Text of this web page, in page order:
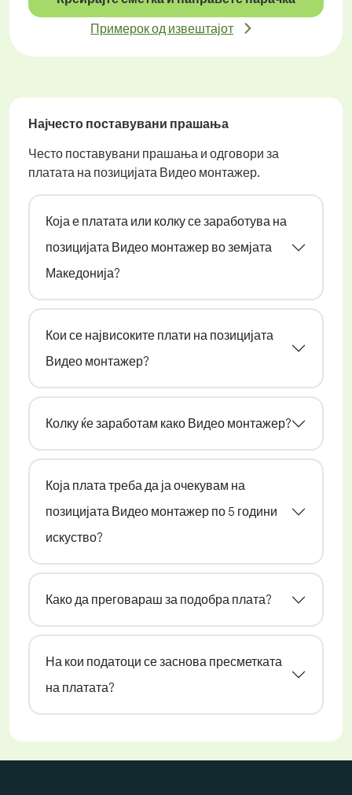
Примерок од извештајот
Најчесто поставувани прашања
Често поставувани прашања и одговори за
платата на позицијата Видео монтажер.
Која е платата или колку се заработува на
позицијата Видео монтажер во земјата
Македонија?
Кои се највисоките плати на позицијата
Видео монтажер?
Колку ќе заработам како Видео монтажер?
Која плата треба да ја очекувам на
позицијата Видео монтажер по 5 години
искуство?
Како да преговараш за подобра плата?
На кои податоци се заснова пресметката
на платата?